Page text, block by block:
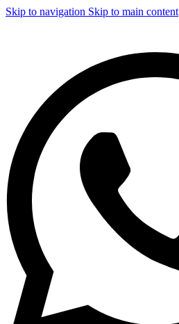
Skip to navigation Skip to main content